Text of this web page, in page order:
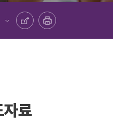
공유하기 프린트하기
료